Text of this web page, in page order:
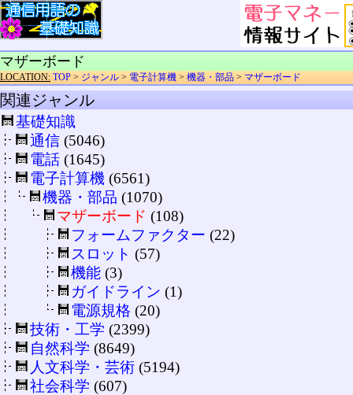
マザーボード
LOCATION: TOP > ジャンル > 電子計算機 > 機器・部品 > マザーボード
関連ジャンル
基礎知識
通信 (5046)
電話 (1645)
電子計算機 (6561)
機器・部品 (1070)
マザーボード (108)
フォームファクター (22)
スロット (57)
機能 (3)
ガイドライン (1)
電源規格 (20)
技術・工学 (2399)
自然科学 (8649)
人文科学・芸術 (5194)
社会科学 (607)